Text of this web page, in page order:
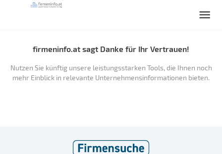
firmeninfo.at sagt Danke für Ihr Vertrauen!
Nutzen Sie künftig unsere leistungsstarken Tools, die Ihnen noch
mehr Einblick in relevante Unternehmensinformationen bieten.